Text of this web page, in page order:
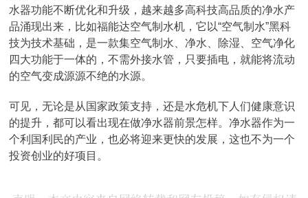
水器功能不断优化和升级，越来越多高科技高品质的净水产
品涌现出来，比如福能达空气制水机，它以“空气制水”黑科
技为技术基础，是一款集空气制水、净水、除湿、空气净化
四大功能于一体的，不需外接水管，只要插电，就能将流动
的空气变成源源不绝的水源。
可见，无论是从国家政策支持，还是水危机下人们健康意识
的提升，都可以看出现在做净水器前景怎样。净水器作为一
个利国利民的产业，也必将迎来更快的发展，这也不为一个
投资创业的好项目。